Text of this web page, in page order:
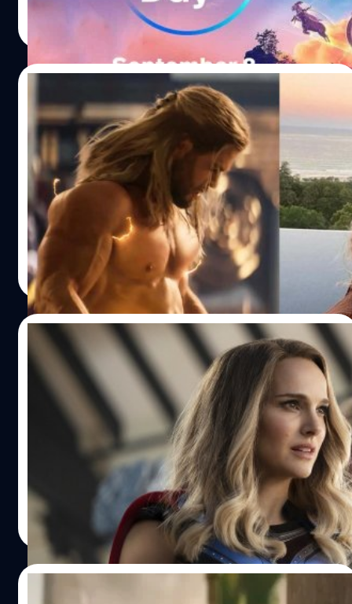
ประกาศวันฉายภาพยนตร์ 'ธอร์: ด้วยรักและอัสนี' ในวันที่ 8
กันยายนนี้ ที่จะตรงกับวันฉลองเข้าสู่ปีที่ 4 ของ Disney+
ศุภกานต์ เหล่ารัตนกุล| 1447 days ago
Chris Hemsworth เผย ภรรยาไม่ปลื้ม คิดว่า
กล้ามเขาตอนนี้ใหญ่เกินไป
คริส เฮมส์เวิร์ธ (Chris Hemsworth) ให้สัมภาษณ์ในรายการ
USA Today ว่า ภรรยาของเขา เอลซา พาทากี (Elsa Pataky)
ไม่ชอบกล้ามเนื้อของเขาช่วงที่ต้องรับบทธอร์ในเรื่อง 'Thor:
Love and Thunder' สักเท่าไหร่ เฮมส์เวิร์ธเล่าในรายการว่า
"ภรรยาของผมชอบพูดว่า 'กล้ามนี่มันมากไปแล้วนะ' คือเพื่อน
ผู้ชายหลายคนชมหุ่นของผมว่า 'เยี่ยมไปเลย' แต่เพื่อนผู้หญิง
หลาย ๆ คนและครอบครัวชอบพูดว่า 'อี๋'" เฮมส์เวิร์ธเสริมอีกว่า
เขาฟิตหุ่นในช่วงล็อกดาวน์โควิด-19 เพราะความเบื่อหน่าย
"การนั่งอยู่เฉย ๆ ในช่วงล็อกดาวน์ก็เหมือนอยู่ในคุก ซึ่งกิจวัตร
ของผมคือการว่ายน้ำ ฝึกศิลปะการต่อสู้ การยกน้ำหนัก และ
ต้องกิน 9,000 แคลอรีต่อวัน” และเฮมส์เวิร์ธยอมรับว่า "มันคือ
การออกกำลังกาย กิน ออกกำลังกาย กิน ไม่มีอย่างอื่น แล้วผม
ก็กลับมาแสดงในภาพยนตร์ที่ยิ่งใหญ่กว่าที่เคยแสดงมา" ตอน
แรกเฮมส์เวิร์ธคิดว่าการรักษากล้ามนั้นเป็นเรื่องง่ายมาก แต่พอ
มาคิดดูดี ๆ เขาต้องรักษากล้ามเนื้อเอาไว้ตั้ง 4 เดือนเพื่อถ่าย
ภาพยนตร์เรื่องนี้ แม้แต่ผู้กำกับอย่าง ไทก้า…
ลลิตา คงสด | 1478 days ago
Read More
18/07/2022
‘Thor: Love and Thunder’ กวาดรายได้ทั่ว
โลกกว่า 26,000 ล้านบาท
'Thor: Love and Thunder' ยังคงติดอันดับที่ 1 บนตาราง
บ๊อกซ์ออฟฟิศสหรัฐฯ เป็นสัปดาห์ที่ 2 ติดต่อกัน โดยเก็บราย
ได้เพิ่มไปอีก 46 ล้านเหรียญ
ปรีดี ฤกษ์วลีกุล | 1482 days ago
Read More